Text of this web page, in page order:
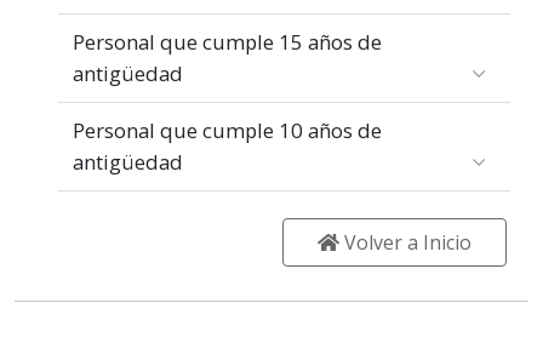
Personal que cumple 15 años de
antigüedad
Personal que cumple 10 años de
antigüedad
Volver a Inicio